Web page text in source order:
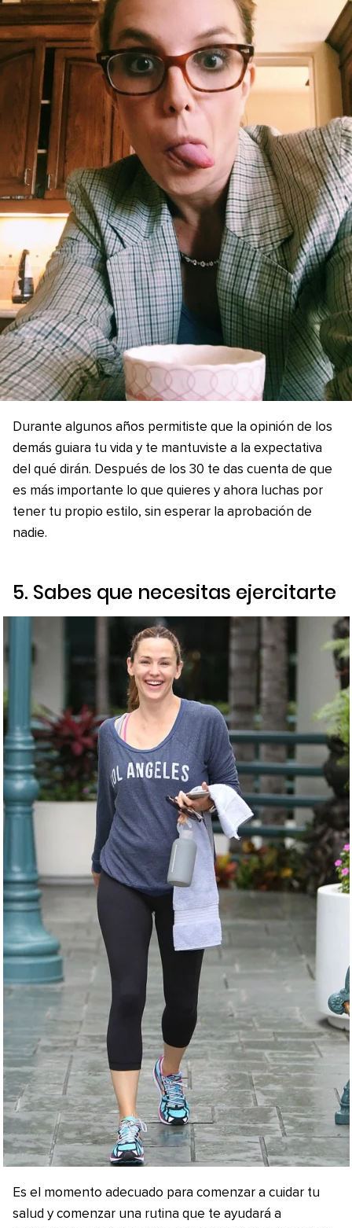
Durante algunos años permitiste que la opinión de los
demás guiara tu vida y te mantuviste a la expectativa
del qué dirán. Después de los 30 te das cuenta de que
es más importante lo que quieres y ahora luchas por
tener tu propio estilo, sin esperar la aprobación de
nadie.
5. Sabes que necesitas ejercitarte
Es el momento adecuado para comenzar a cuidar tu
salud y comenzar una rutina que te ayudará a